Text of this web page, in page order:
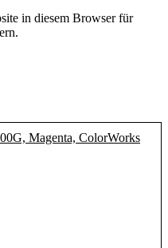
in diesem Browser für